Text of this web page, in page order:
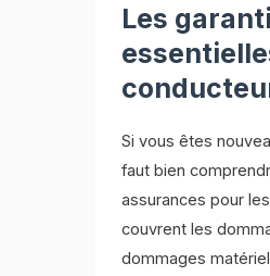
Les
Si vous êtes
faut bien
assurances pour
couvrent les
dommages